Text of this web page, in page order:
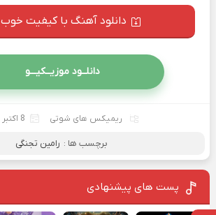
دانلود آهنگ با کیفیت خوب 128
دانلــود موزیــکیـــو
ریمیکس های شوتی 8 اکتبر 2023
برچسب ها : رامین تجنگی
پست های پیشنهادی